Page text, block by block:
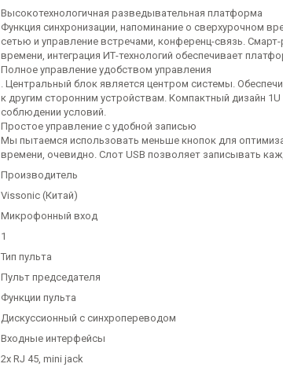
Высокотехнологичная разведывательная платформа
Функция синхронизации, напоминание о сверхурочном
сетью и управление встречами, конференц-связь.
времени, интеграция ИТ-технологий обеспечивает
Полное управление удобством управления
. Центральный блок является центром системы.
к другим сторонним устройствам. Компактный дизайн
соблюдении условий.
Простое управление с удобной записью
Мы пытаемся использовать меньше кнопок для
времени, очевидно. Слот USB позволяет записывать
Производитель
Vissonic (Китай)
Микрофонный вход
1
Тип пульта
Пульт председателя
Функции пульта
Дискуссионный c синхропереводом
Входные интерфейсы
2х RJ 45, mini jack